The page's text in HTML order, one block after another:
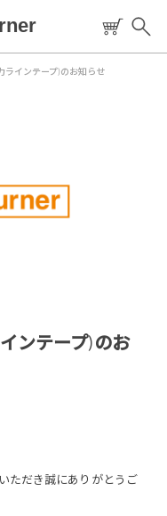
ラインテープ)のお知らせ
ンテープ)のお
ただき誠にありがとうご